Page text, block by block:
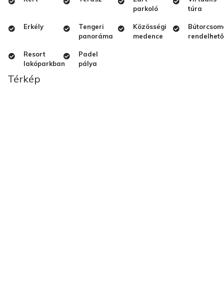
parkoló
túra
Erkély
Tengeri
panoráma
Közösségi
medence
rendelhető
Resort
lakóparkban
Padel
pálya
Térkép